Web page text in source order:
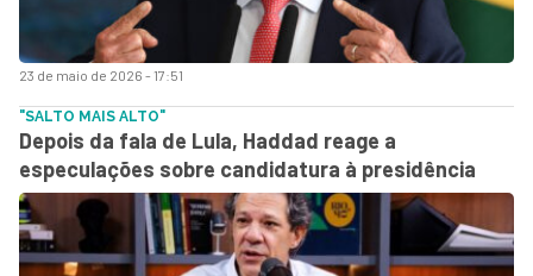
23 de maio de 2026 - 17:51
"SALTO MAIS ALTO"
Depois da fala de Lula, Haddad reage a
especulações sobre candidatura à presidência